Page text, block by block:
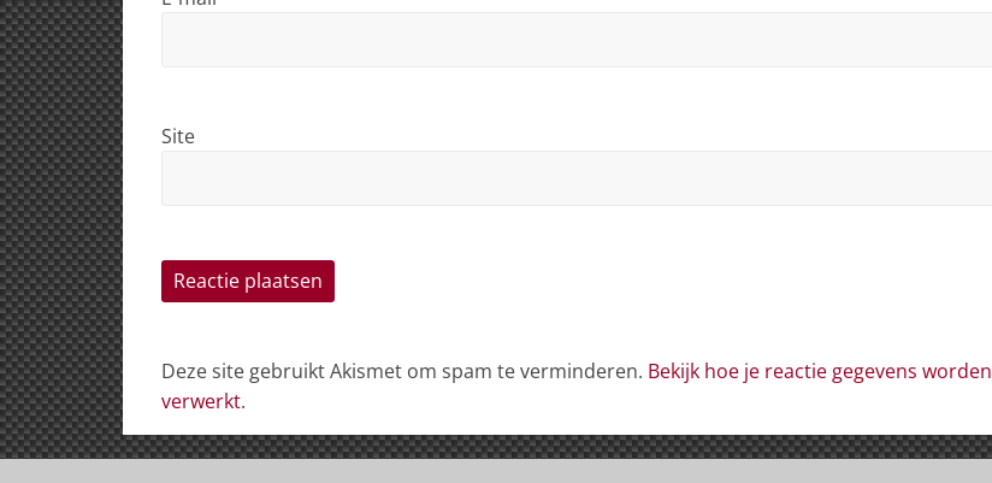
Site
Deze site gebruikt Akismet om spam te verminderen. Bekijk hoe je reactie gegevens worden
verwerkt.